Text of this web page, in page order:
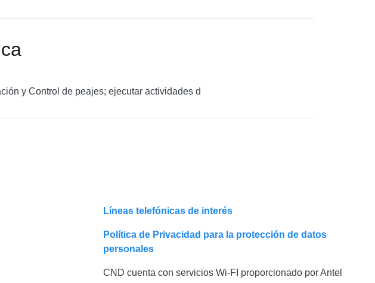
y Control de peajes; ejecutar actividades d
Líneas telefónicas de interés
Política de Privacidad para la protección de datos
personales
CND cuenta con servicios Wi-FI proporcionado por Antel